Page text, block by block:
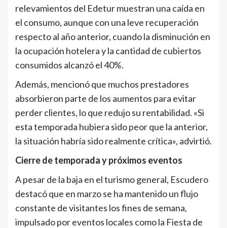
relevamientos del Edetur muestran una caída en
el consumo, aunque con una leve recuperación
respecto al año anterior, cuando la disminución en
la ocupación hotelera y la cantidad de cubiertos
consumidos alcanzó el 40%.
Además, mencionó que muchos prestadores
absorbieron parte de los aumentos para evitar
perder clientes, lo que redujo su rentabilidad. «Si
esta temporada hubiera sido peor que la anterior,
la situación habría sido realmente crítica», advirtió.
Cierre de temporada y próximos eventos
A pesar de la baja en el turismo general, Escudero
destacó que en marzo se ha mantenido un flujo
constante de visitantes los fines de semana,
impulsado por eventos locales como la Fiesta de